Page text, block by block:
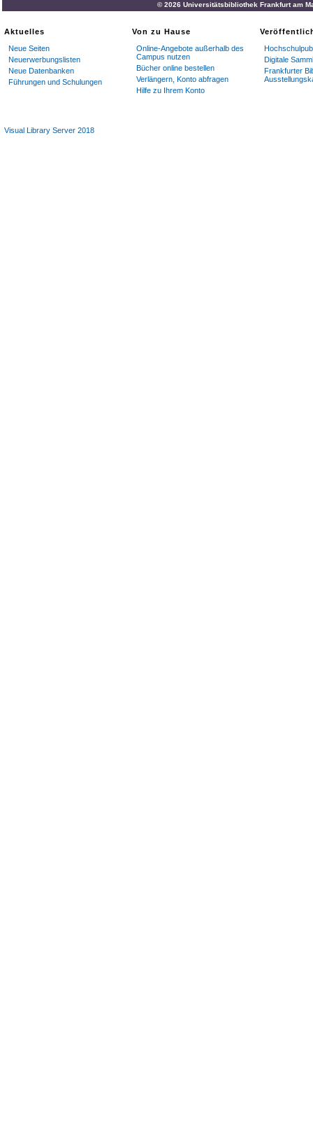
© 2026 Universitätsbibliothek Frankfurt am
Aktuelles
Neue Seiten
Neuerwerbungslisten
Neue Datenbanken
Führungen und Schulungen
Von zu Hause
Online-Angebote außerhalb des
Campus nutzen
Bücher online bestellen
Verlängern, Konto abfragen
Hilfe zu Ihrem Konto
Digitale
Frankfurter
Visual Library Server 2018